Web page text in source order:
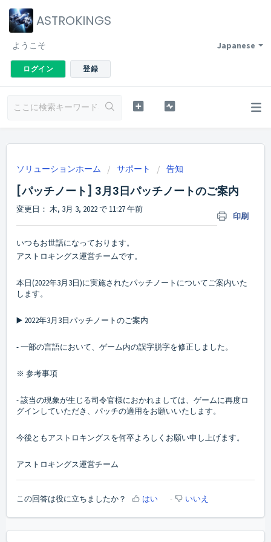
ASTROKINGS
Japanese
ようこそ
ログイン 登録
ソリューションホーム サポート 告知
[パッチノート] 3月3日パッチノートのご案内
印刷
変更日： 木, 3月 3, 2022 で 11:27 午前
いつもお世話になっております。
アストロキングス運営チームです。
本日(2022年3月3日)に実施されたパッチノートについてご案内いた
します。
▶️ 2022年3月3日パッチノートのご案内
- 一部の言語において、ゲーム内の誤字脱字を修正しました。
※ 参考事項
- 該当の現象が生じる司令官様におかれましては、ゲームに再度ロ
グインしていただき、パッチの適用をお願いいたします。
今後ともアストロキングスを何卒よろしくお願い申し上げます。
アストロキングス運営チーム
この回答は役に立ちましたか？ はい いいえ